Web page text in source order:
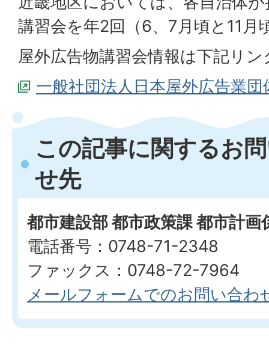
講習会を年2回（6、7月頃と11月
屋外広告物講習会情報は下記リ
一般社団法人日本屋外広告業団
この記事に関するお
せ先
都市建設部 都市政策課 都市計画
電話番号：0748-71-2348
ファックス：0748-72-7964
メールフォームでのお問い合わ